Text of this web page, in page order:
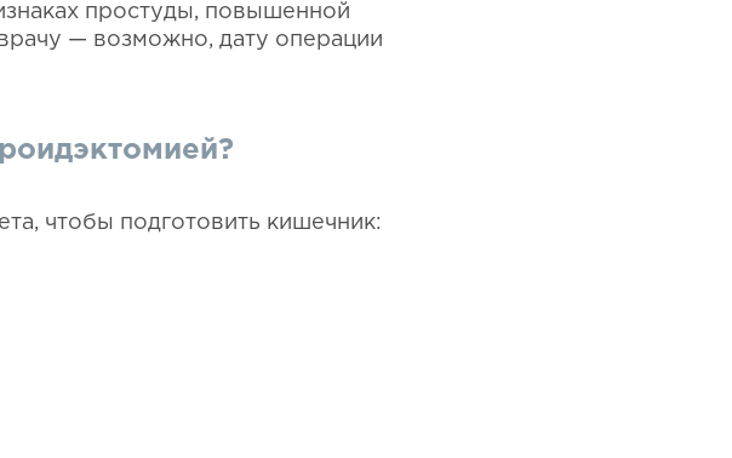
простуды, повышенной
— возможно, дату операции
чтобы подготовить кишечник: